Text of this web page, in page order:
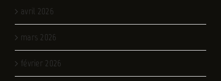
avril 2026
mars 2026
février 2026